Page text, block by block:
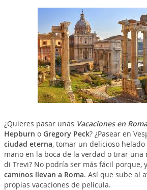
¿Quieres pasar unas Vacaciones en Roma
Hepburn o Gregory Peck? ¿Pasear en
ciudad eterna, tomar un delicioso
mano en la boca de la verdad o tirar una
di Trevi? No podría ser más fácil porque,
caminos llevan a Roma. Así que sube al
propias vacaciones de película.